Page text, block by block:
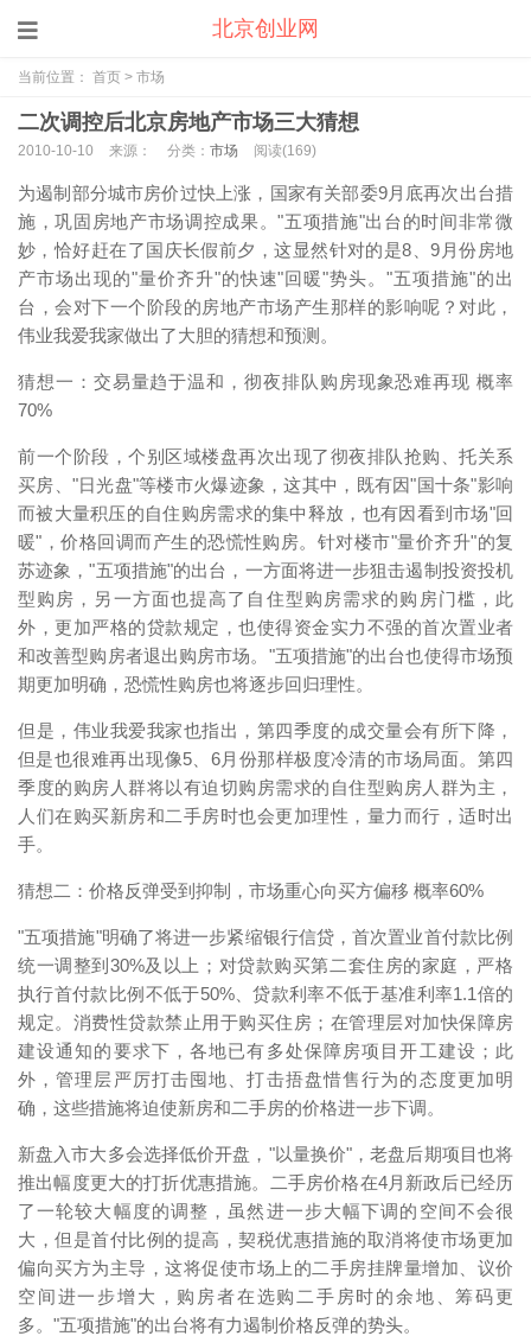
北京创业网
当前位置： 首页 > 市场
二次调控后北京房地产市场三大猜想
2010-10-10 来源： 分类： 市场 阅读(169)
为遏制部分城市房价过快上涨，国家有关部委9月底再次出台措
施，巩固房地产市场调控成果。"五项措施"出台的时间非常微
妙，恰好赶在了国庆长假前夕，这显然针对的是8、9月份房地
产市场出现的"量价齐升"的快速"回暖"势头。"五项措施"的出
台，会对下一个阶段的房地产市场产生那样的影响呢？对此，
伟业我爱我家做出了大胆的猜想和预测。
猜想一：交易量趋于温和，彻夜排队购房现象恐难再现 概率
70%
前一个阶段，个别区域楼盘再次出现了彻夜排队抢购、托关系
买房、"日光盘"等楼市火爆迹象，这其中，既有因"国十条"影响
而被大量积压的自住购房需求的集中释放，也有因看到市场"回
暖"，价格回调而产生的恐慌性购房。针对楼市"量价齐升"的复
苏迹象，"五项措施"的出台，一方面将进一步狙击遏制投资投机
型购房，另一方面也提高了自住型购房需求的购房门槛，此
外，更加严格的贷款规定，也使得资金实力不强的首次置业者
和改善型购房者退出购房市场。"五项措施"的出台也使得市场预
期更加明确，恐慌性购房也将逐步回归理性。
但是，伟业我爱我家也指出，第四季度的成交量会有所下降，
但是也很难再出现像5、6月份那样极度冷清的市场局面。第四
季度的购房人群将以有迫切购房需求的自住型购房人群为主，
人们在购买新房和二手房时也会更加理性，量力而行，适时出
手。
猜想二：价格反弹受到抑制，市场重心向买方偏移 概率60%
"五项措施"明确了将进一步紧缩银行信贷，首次置业首付款比例
统一调整到30%及以上；对贷款购买第二套住房的家庭，严格
执行首付款比例不低于50%、贷款利率不低于基准利率1.1倍的
规定。消费性贷款禁止用于购买住房；在管理层对加快保障房
建设通知的要求下，各地已有多处保障房项目开工建设；此
外，管理层严厉打击囤地、打击捂盘惜售行为的态度更加明
确，这些措施将迫使新房和二手房的价格进一步下调。
新盘入市大多会选择低价开盘，"以量换价"，老盘后期项目也将
推出幅度更大的打折优惠措施。二手房价格在4月新政后已经历
了一轮较大幅度的调整，虽然进一步大幅下调的空间不会很
大，但是首付比例的提高，契税优惠措施的取消将使市场更加
偏向买方为主导，这将促使市场上的二手房挂牌量增加、议价
空间进一步增大，购房者在选购二手房时的余地、筹码更
多。"五项措施"的出台将有力遏制价格反弹的势头。